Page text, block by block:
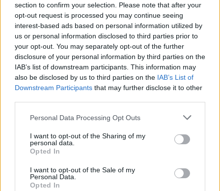
section to confirm your selection. Please note that after your
opt-out request is processed you may continue seeing
interest-based ads based on personal information utilized by
us or personal information disclosed to third parties prior to
your opt-out. You may separately opt-out of the further
disclosure of your personal information by third parties on the
IAB’s list of downstream participants. This information may
also be disclosed by us to third parties on the IAB’s List of
Downstream Participants that may further disclose it to other
Please note that this website/app uses one or more Google
not limited to your visit or usage behaviour. You may click to
grant or deny consent to Google and its third-party tags to
use your data for below specified purposes in below Google
consent section.
Personal Data Processing Opt Outs
I want to opt-out of the Sharing of my
personal data.
Opted In
I want to opt-out of the Sale of my
Personal Data.
Opted In